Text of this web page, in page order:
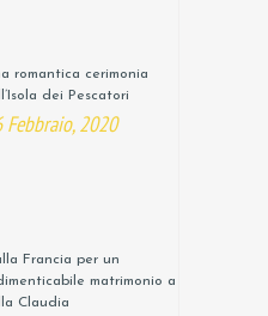
romantica cerimonia
dei Pescatori
Febbraio, 2020
Francia per un
matrimonio a
Claudia